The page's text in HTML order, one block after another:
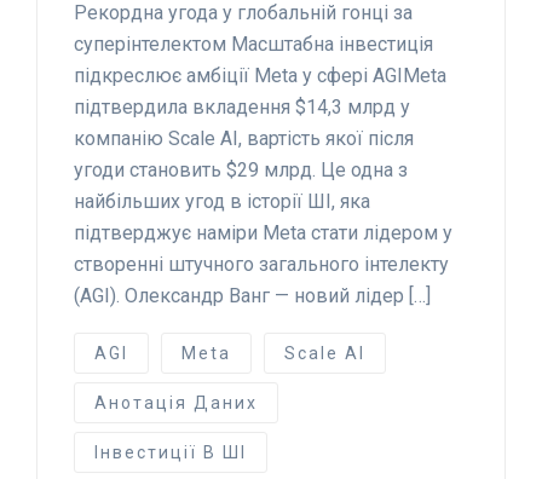
Рекордна угода у глобальній гонці за
суперінтелектом Масштабна інвестиція
підкреслює амбіції Meta у сфері AGIMeta
підтвердила вкладення $14,3 млрд у
компанію Scale AI, вартість якої після
угоди становить $29 млрд. Це одна з
найбільших угод в історії ШІ, яка
підтверджує наміри Meta стати лідером у
створенні штучного загального інтелекту
(AGI). Олександр Ванг — новий лідер […]
AGI Meta Scale AI
Анотація Даних
Інвестиції В ШІ